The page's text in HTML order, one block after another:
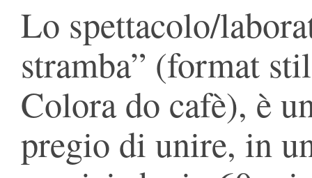
Lo spettacolo/
stramba” (format
Colora do cafè), è
pregio di unire, in